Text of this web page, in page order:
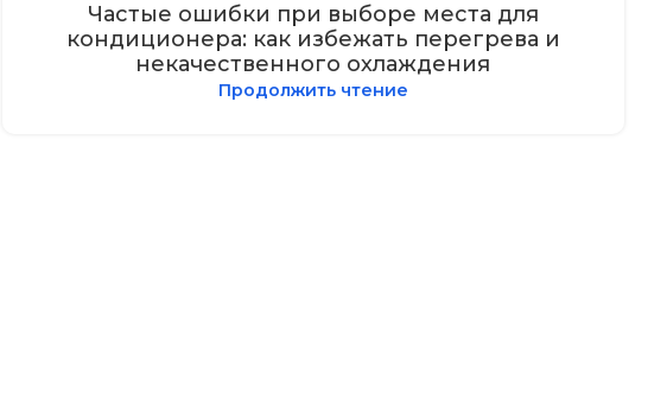
Частые ошибки при выборе места для
кондиционера: как избежать перегрева и
некачественного охлаждения
Продолжить чтение